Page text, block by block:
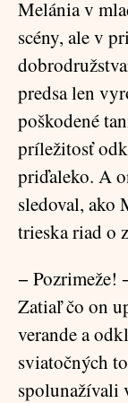
Melánia v
scény, ale v
predsa len
poškodené
príležitosť
priďaleko. A
sledoval, ako
trieska riad o
− Pozrimeže!
Zatiaľ čo on
verande a
sviatočných
spolunažívali